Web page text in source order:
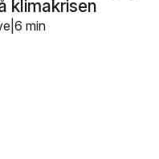
klimakrisen
6 min